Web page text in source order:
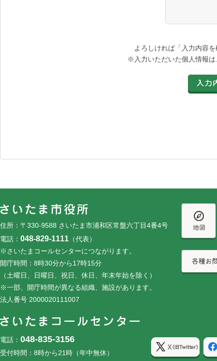
よろしければ「入力内容
※入力いただいた個人情報
住所：〒330-9588 さいたま市浦和区常盤六丁目4番4号
電話： 048-829-1111 （代表）
※さいたまコールセンターにつながります。
開庁時間：8時30分から17時15分
（土曜日、日曜日、祝日、休日、年末年始を除く）
※一部、開庁時間が異なる組織、施設があります。
法人番号 2000020111007
電話： 048-835-3156
受付時間：8時から21時（年中無休）